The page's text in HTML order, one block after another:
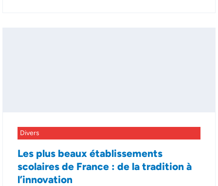
Divers
Les plus beaux établissements
scolaires de France : de la tradition à
l’innovation